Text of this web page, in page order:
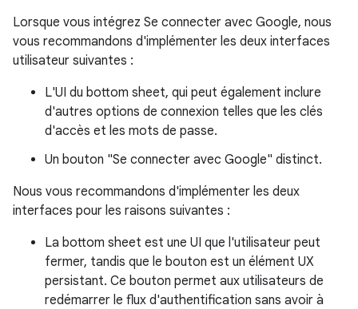
Lorsque vous intégrez Se connecter avec Google, nous
vous recommandons d'implémenter les deux interfaces
utilisateur suivantes :
L'UI du bottom sheet, qui peut également inclure
d'autres options de connexion telles que les clés
d'accès et les mots de passe.
Un bouton "Se connecter avec Google" distinct.
Nous vous recommandons d'implémenter les deux
interfaces pour les raisons suivantes :
La bottom sheet est une UI que l'utilisateur peut
fermer, tandis que le bouton est un élément UX
persistant. Ce bouton permet aux utilisateurs de
redémarrer le flux d'authentification sans avoir à